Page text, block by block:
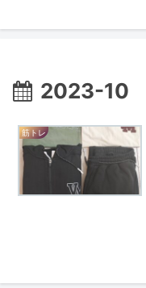
2023-10
筋トレ